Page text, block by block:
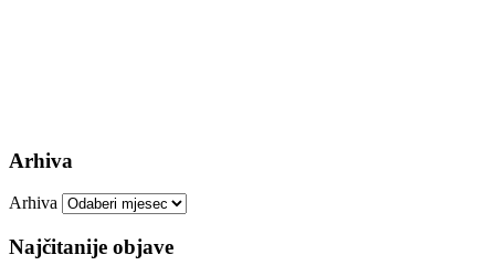
Arhiva
Arhiva
Najčitanije objave